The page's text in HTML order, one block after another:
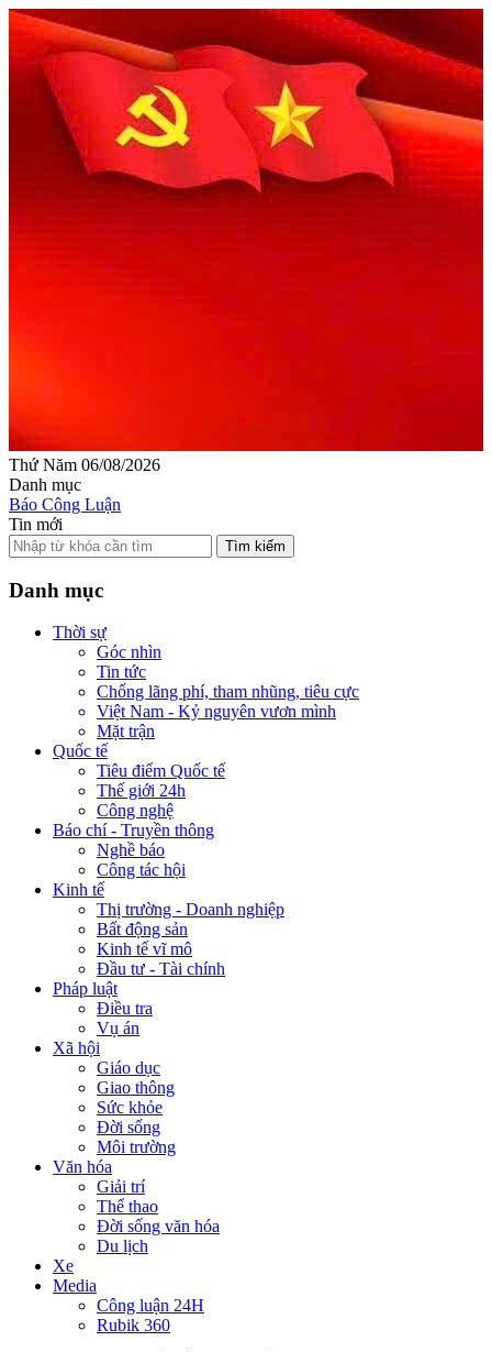
Thứ Năm 06/08/2026
Danh mục
Báo Công Luận
Tin mới
Tìm kiếm
Danh mục
Thời sự
Góc nhìn
Tin tức
Chống lãng phí, tham nhũng, tiêu cực
Việt Nam - Kỷ nguyên vươn mình
Mặt trận
Quốc tế
Tiêu điểm Quốc tế
Thế giới 24h
Công nghệ
Báo chí - Truyền thông
Nghề báo
Công tác hội
Kinh tế
Thị trường - Doanh nghiệp
Bất động sản
Kinh tế vĩ mô
Đầu tư - Tài chính
Pháp luật
Điều tra
Vụ án
Xã hội
Giáo dục
Giao thông
Sức khỏe
Đời sống
Môi trường
Văn hóa
Giải trí
Thể thao
Đời sống văn hóa
Du lịch
Xe
Media
Công luận 24H
Rubik 360